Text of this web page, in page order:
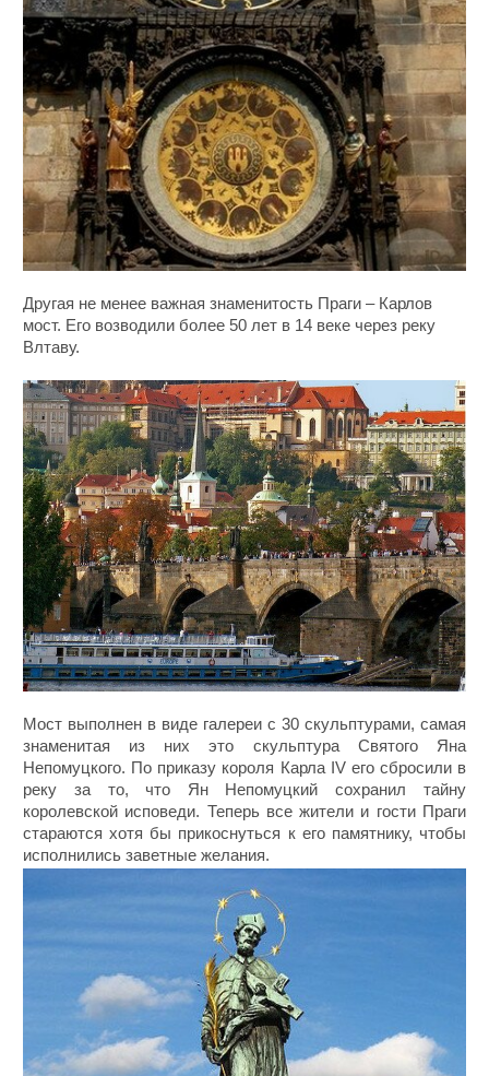
Другая не менее важная знаменитость Праги – Карлов
мост. Его возводили более 50 лет в 14 веке через реку
Влтаву.
Мост выполнен в виде галереи с 30 скульптурами, самая
знаменитая из них это скульптура Святого Яна
Непомуцкого. По приказу короля Карла IV его сбросили в
реку за то, что Ян Непомуцкий сохранил тайну
королевской исповеди. Теперь все жители и гости Праги
стараются хотя бы прикоснуться к его памятнику, чтобы
исполнились заветные желания.